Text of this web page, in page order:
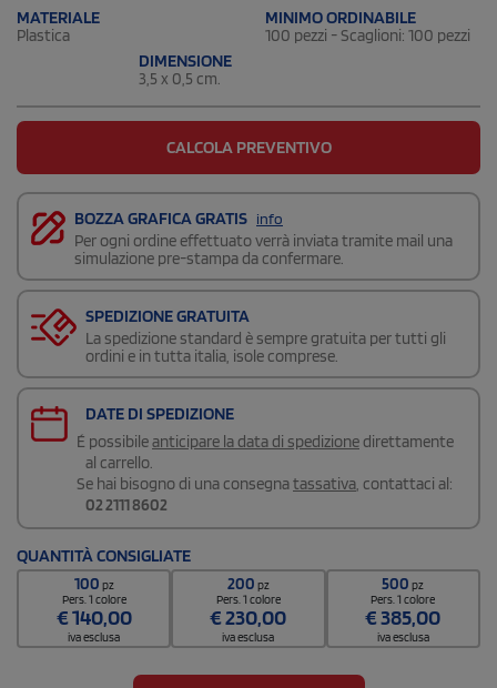
MATERIALE
Plastica
MINIMO ORDINABILE
100 pezzi - Scaglioni: 100 pezzi
DIMENSIONE
3,5 x 0,5 cm.
CALCOLA PREVENTIVO
BOZZA GRAFICA GRATIS info
Per ogni ordine effettuato verrà inviata tramite mail una
simulazione pre-stampa da confermare.
SPEDIZIONE GRATUITA
La spedizione standard è sempre gratuita per tutti gli
ordini e in tutta italia, isole comprese.
DATE DI SPEDIZIONE
É possibileanticipare la data di spedizionedirettamente
al carrello.
Se hai bisogno di una consegnatassativa, contattaci al:
02 2111 8602
QUANTITÀ CONSIGLIATE
100 pz
Pers. 1 colore
€140,00
iva esclusa
200 pz
Pers. 1 colore
€230,00
iva esclusa
500pz
Pers. 1 colore
€385,00
iva esclusa